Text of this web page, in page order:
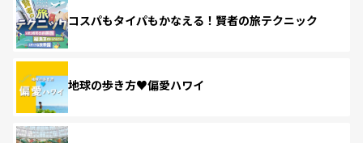
コスパもタイパもかなえる！賢者の旅テクニック
地球の歩き方♥偏愛ハワイ